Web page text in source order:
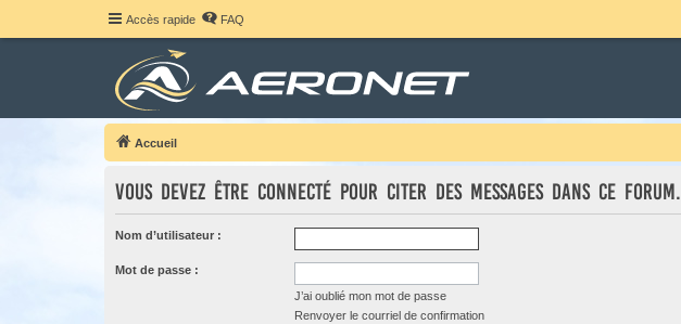
Accès rapide FAQ
Accueil
Vous devez être connecté pour citer des messages dans ce forum.
Nom d’utilisateur :
Mot de passe :
J’ai oublié mon mot de passe
Renvoyer le courriel de confirmation